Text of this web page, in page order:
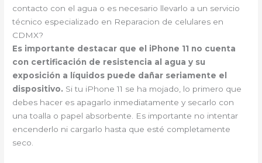
contacto con el agua o es necesario llevarlo a un servicio
técnico especializado en Reparacion de celulares en
CDMX?
Es importante destacar que el iPhone 11 no cuenta
con certificación de resistencia al agua y su
exposición a líquidos puede dañar seriamente el
dispositivo. Si tu iPhone 11 se ha mojado, lo primero que
debes hacer es apagarlo inmediatamente y secarlo con
una toalla o papel absorbente. Es importante no intentar
encenderlo ni cargarlo hasta que esté completamente
seco.